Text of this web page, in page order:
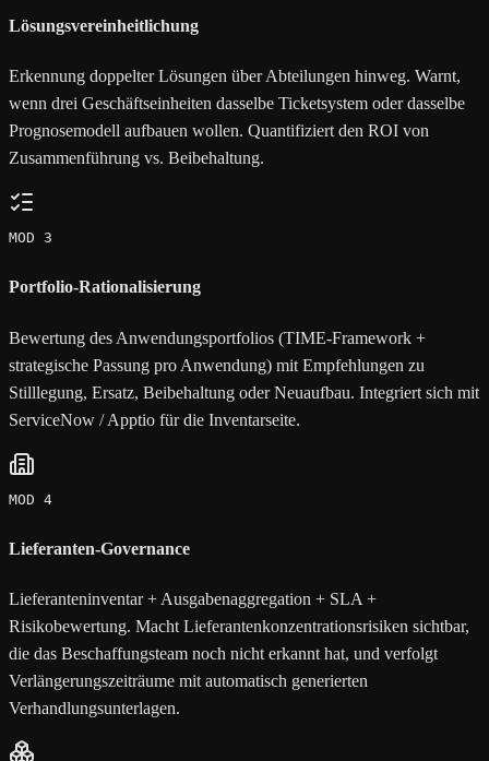
Lösungsvereinheitlichung
Erkennung doppelter Lösungen über Abteilungen hinweg. Warnt,
wenn drei Geschäftseinheiten dasselbe Ticketsystem oder dasselbe
Prognosemodell aufbauen wollen. Quantifiziert den ROI von
Zusammenführung vs. Beibehaltung.
MOD 3
Portfolio-Rationalisierung
Bewertung des Anwendungsportfolios (TIME-Framework +
strategische Passung pro Anwendung) mit Empfehlungen zu
Stilllegung, Ersatz, Beibehaltung oder Neuaufbau. Integriert sich mit
ServiceNow / Apptio für die Inventarseite.
MOD 4
Lieferanten-Governance
Lieferanteninventar + Ausgabenaggregation + SLA +
Risikobewertung. Macht Lieferantenkonzentrationsrisiken sichtbar,
die das Beschaffungsteam noch nicht erkannt hat, und verfolgt
Verlängerungszeiträume mit automatisch generierten
Verhandlungsunterlagen.